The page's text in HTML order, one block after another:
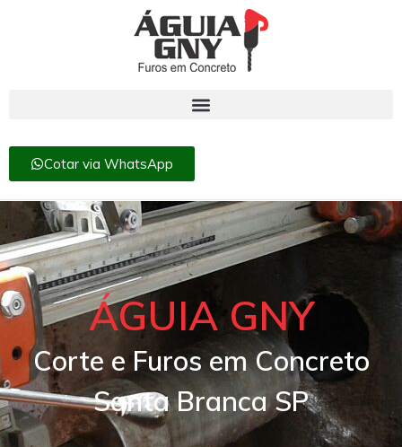
Cotar via WhatsApp
ÁGUIA GNY
Corte e Furos em Concreto
Santa Branca SP